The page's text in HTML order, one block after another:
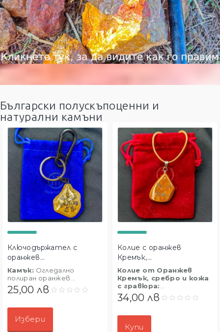
Български полускъпоценни и
натурални камъни
Ключодържател с
оранжев...
Камък: Огледално
полиран оранжев...
25,00 лв
Избери
Колие с оранжев
Кремък,...
Колие от Оранжев
Кремък, сребро и кожа
с гравюра:
34,00 лв
Купи